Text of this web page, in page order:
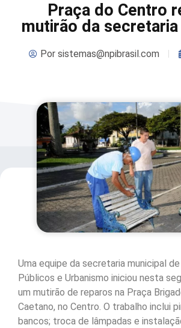
Praça do Centro
mutirão da secretaria
Porsistemas@npibrasil.com
Uma equipe da secretaria municipal
Públicos e Urbanismo iniciou nesta
um mutirão de reparos na Praça
Caetano, no Centro. O trabalho inclui
bancos; troca de lâmpadas e